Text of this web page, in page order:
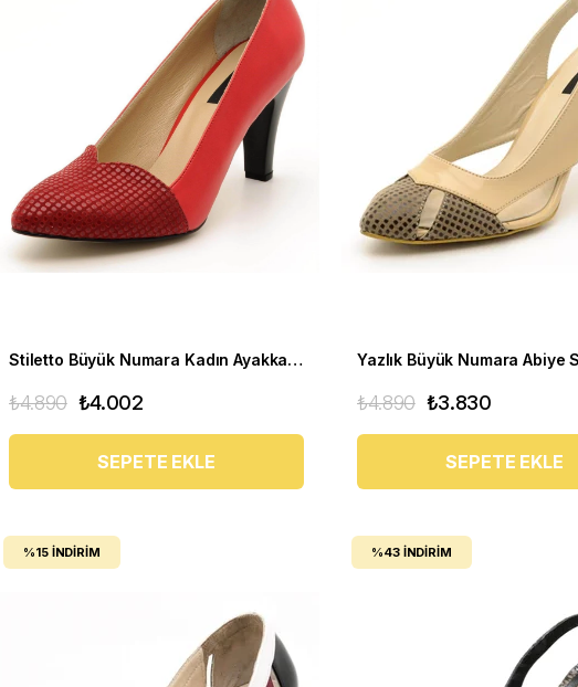
Stiletto Büyük Numara Kadın Ayakkabı 2023 Kırmızı
₺4.002
₺4.890
SEPETE EKLE
₺3.830
₺4.890
SEPETE EKLE
%15 İNDIRIM %43 İNDIRIM